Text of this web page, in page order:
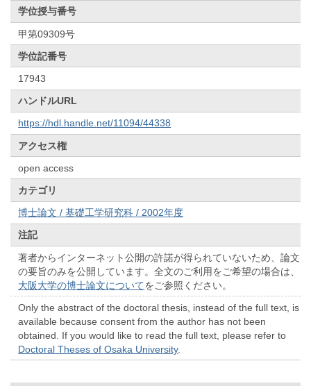
学位授与番号
甲第09309号
学位記番号
17943
ハンドルURL
https://hdl.handle.net/11094/44338
アクセス権
open access
カテゴリ
博士論文 / 基礎工学研究科 / 2002年度
注記
著者からインターネット公開の許諾が得られていないため、論文
の要旨のみを公開しています。全文のご利用をご希望の場合は、
大阪大学の博士論文についてをご参照ください。
Only the abstract of the doctoral thesis, instead of the full text, is
available because consent from the author has not been
obtained. If you would like to read the full text, please refer to
Doctoral Theses of Osaka University.